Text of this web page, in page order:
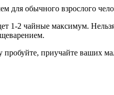
для обычного взрослого
1-2 чайные максимум.
пробуйте, приучайте ваших